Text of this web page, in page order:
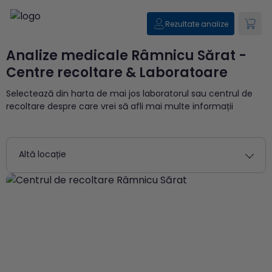
Rezultate analize
Analize medicale Râmnicu Sărat -
Centre recoltare & Laboratoare
Selectează din harta de mai jos laboratorul sau centrul de
recoltare despre care vrei să afli mai multe informații
Altă locație